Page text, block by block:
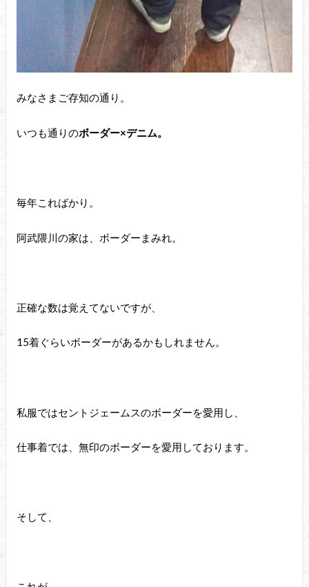
みなさまご存知の通り。
いつも通りのボーダー×デニム。
毎年こればかり。
阿武隈川の家は、ボーダーまみれ。
正確な数は覚えてないですが、
15着ぐらいボーダーがあるかもしれません。
私服ではセントジェームスのボーダーを愛用し、
仕事着では、無印のボーダーを愛用しております。
そして、